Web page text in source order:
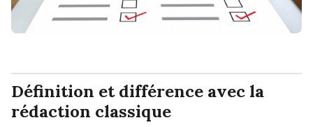
Définition et différence avec la
rédaction classique